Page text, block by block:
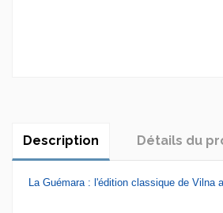
Description Détails du
La Guémara : l'édition classique de Vilna